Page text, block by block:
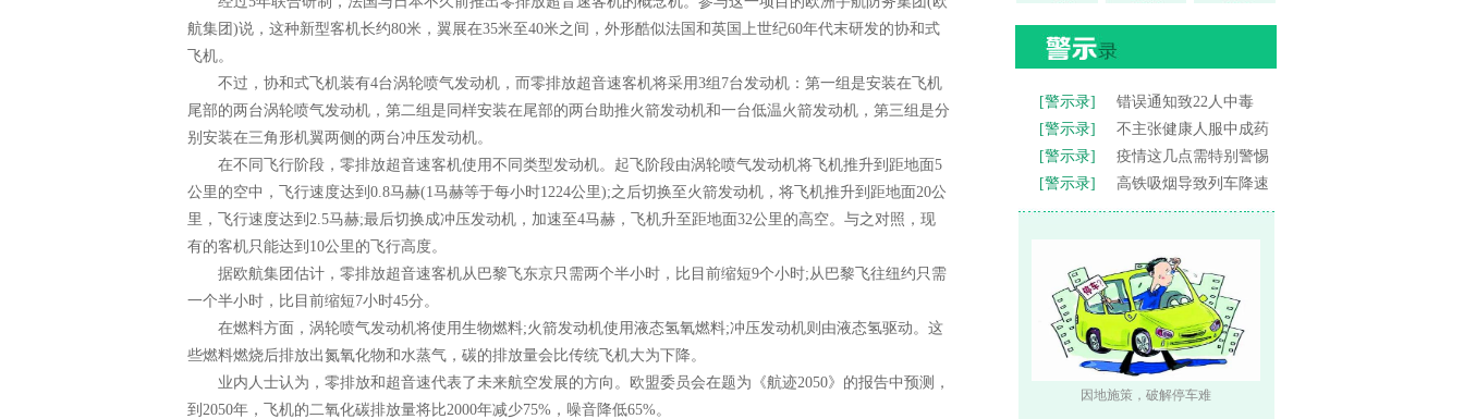
航集团)说，这种新型客机长约80米，翼展在35米至40米之间，外形酷似法国和英国上世纪60年代末研发的协和式
飞机。
不过，协和式飞机装有4台涡轮喷气发动机，而零排放超音速客机将采用3组7台发动机：第一组是安装在飞机
尾部的两台涡轮喷气发动机，第二组是同样安装在尾部的两台助推火箭发动机和一台低温火箭发动机，第三组是分
别安装在三角形机翼两侧的两台冲压发动机。
在不同飞行阶段，零排放超音速客机使用不同类型发动机。起飞阶段由涡轮喷气发动机将飞机推升到距地面5
公里的空中，飞行速度达到0.8马赫(1马赫等于每小时1224公里);之后切换至火箭发动机，将飞机推升到距地面20公
里，飞行速度达到2.5马赫;最后切换成冲压发动机，加速至4马赫，飞机升至距地面32公里的高空。与之对照，现
有的客机只能达到10公里的飞行高度。
据欧航集团估计，零排放超音速客机从巴黎飞东京只需两个半小时，比目前缩短9个小时;从巴黎飞往纽约只需
一个半小时，比目前缩短7小时45分。
在燃料方面，涡轮喷气发动机将使用生物燃料;火箭发动机使用液态氢氧燃料;冲压发动机则由液态氢驱动。这
些燃料燃烧后排放出氮氧化物和水蒸气，碳的排放量会比传统飞机大为下降。
业内人士认为，零排放和超音速代表了未来航空发展的方向。欧盟委员会在题为《航迹2050》的报告中预测，
到2050年，飞机的二氧化碳排放量将比2000年减少75%，噪音降低65%。
[警示录]
错误通知致22人中毒
[警示录]
不主张健康人服中成药
[警示录]
疫情这几点需特别警惕
[警示录]
高铁吸烟导致列车降速
因地施策，破解停车难